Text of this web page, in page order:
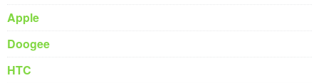
Apple
Doogee
HTC